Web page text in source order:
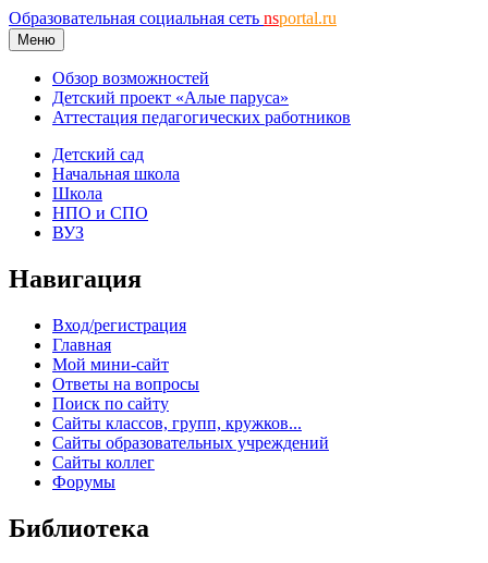
Образовательная социальная сеть nsportal.ru
Меню
Обзор возможностей
Детский проект «Алые паруса»
Аттестация педагогических работников
Детский сад
Начальная школа
Школа
НПО и СПО
ВУЗ
Навигация
Вход/регистрация
Главная
Мой мини-сайт
Ответы на вопросы
Поиск по сайту
Сайты классов, групп, кружков...
Сайты образовательных учреждений
Сайты коллег
Форумы
Библиотека